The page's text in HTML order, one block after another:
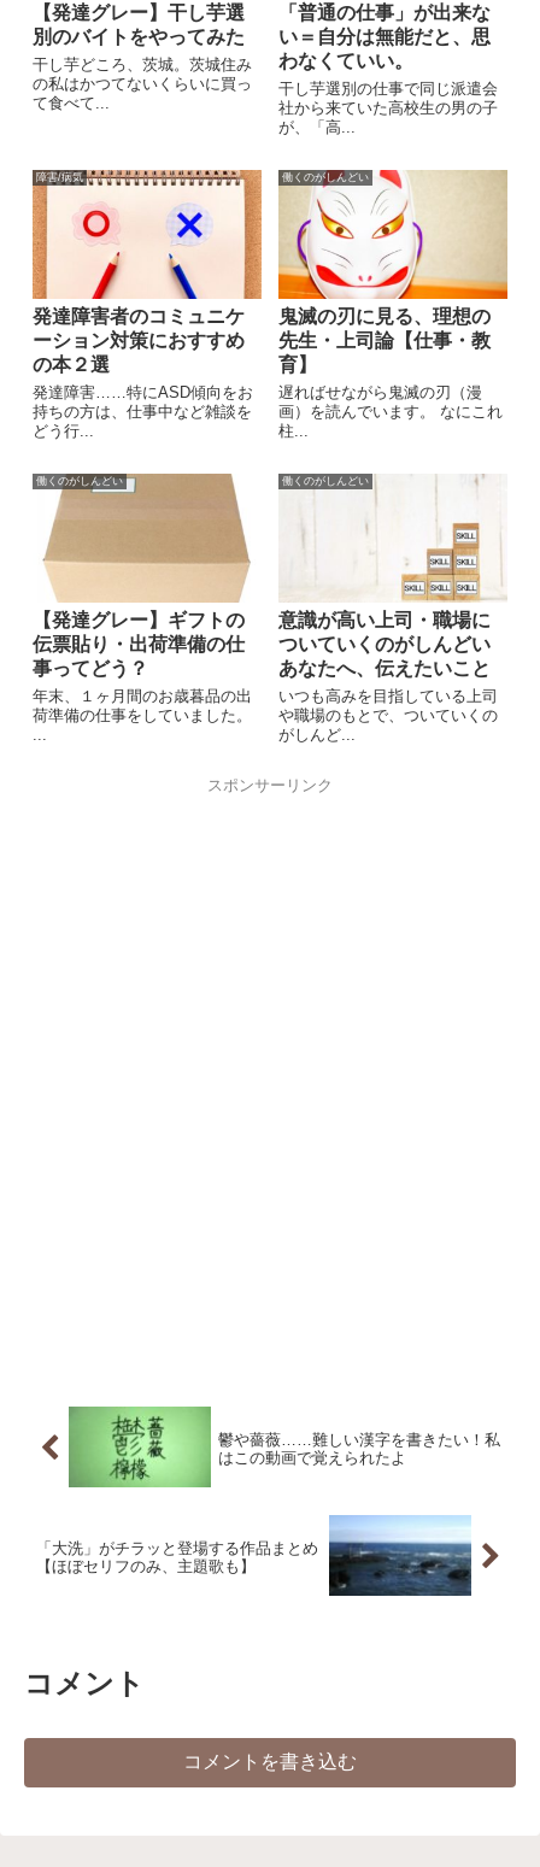
【発達グレー】干し芋選
別のバイトをやってみた
干し芋どころ、茨城。茨城住み
の私はかつてないくらいに買っ
て食べて...
「普通の仕事」が出来な
い＝自分は無能だと、思
わなくていい。
干し芋選別の仕事で同じ派遣会
社から来ていた高校生の男の子
が、「高...
障害/病気
発達障害者のコミュニケ
ーション対策におすすめ
の本２選
発達障害……特にASD傾向をお
持ちの方は、仕事中など雑談を
どう行...
働くのがしんどい
鬼滅の刃に見る、理想の
先生・上司論【仕事・教
育】
遅ればせながら鬼滅の刃（漫
画）を読んでいます。 なにこれ
柱...
働くのがしんどい
【発達グレー】ギフトの
伝票貼り・出荷準備の仕
事ってどう？
年末、１ヶ月間のお歳暮品の出
荷準備の仕事をしていました。
働くのがしんどい
意識が高い上司・職場に
ついていくのがしんどい
あなたへ、伝えたいこと
いつも高みを目指している上司
や職場のもとで、ついていくの
がしんど...
スポンサーリンク
鬱や薔薇……難しい漢字を書きたい！私
はこの動画で覚えられたよ
「大洗」がチラッと登場する作品まとめ
【ほぼセリフのみ、主題歌も】
コメント
コメントを書き込む